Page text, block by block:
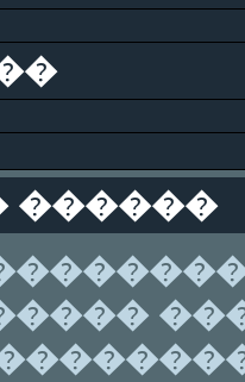
������